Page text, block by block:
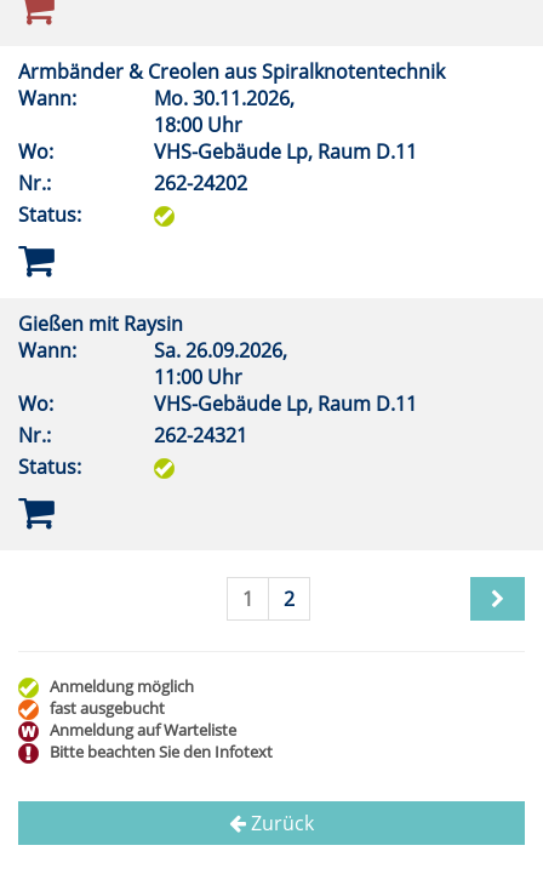
Armbänder & Creolen aus Spiralknotentechnik
Wann:
Mo.30.11.2026,
18:00 Uhr
Wo:
VHS-Gebäude Lp, Raum D.11
Nr.:
262-24202
Status:
Gießen mit Raysin
Wann:
Sa.26.09.2026,
11:00 Uhr
Wo:
VHS-Gebäude Lp, Raum D.11
Nr.:
262-24321
Status:
1 2
Anmeldung möglich
fast ausgebucht
Anmeldung auf Warteliste
Bitte beachten Sie den Infotext
Zurück